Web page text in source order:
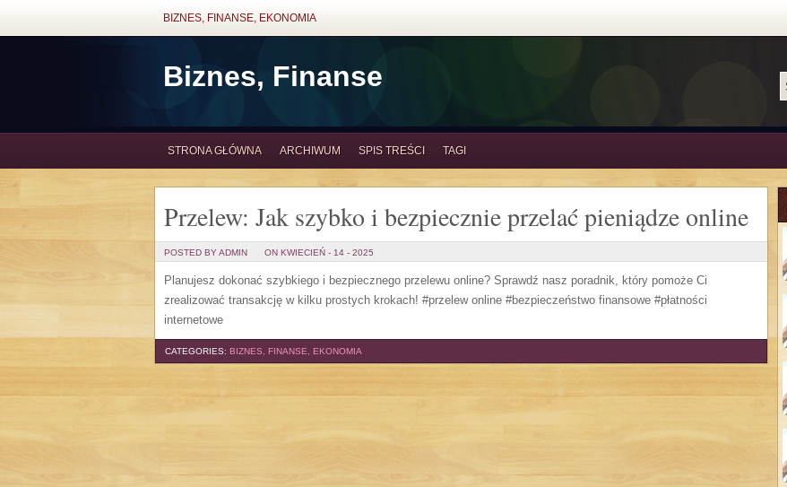
BIZNES, FINANSE, EKONOMIA
Biznes, Finanse
STRONA GŁÓWNA ARCHIWUM SPIS TREŚCI TAGI
Przelew: Jak szybko i bezpiecznie przelać pieniądze online
POSTED BY ADMIN ON KWIECIEŃ - 14 - 2025
Planujesz dokonać szybkiego i bezpiecznego przelewu online? Sprawdź nasz poradnik, który pomoże Ci
zrealizować transakcję w kilku prostych krokach! #przelew online #bezpieczeństwo finansowe #płatności
internetowe
CATEGORIES: BIZNES, FINANSE, EKONOMIA